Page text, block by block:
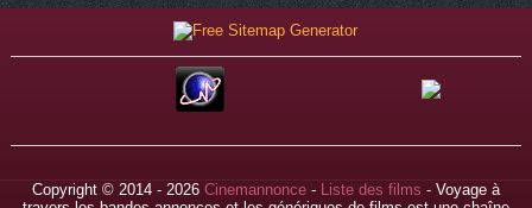
Copyright © 2014 - 2026 Cinemannonce- Liste des films - Voyage à